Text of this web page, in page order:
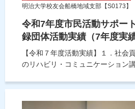
明治大学校友会船橋地域支部【S0173】
令和7年度市民活動サポー
録団体活動実績（7年度実
【令和７年度活動実績】１．社
のリハビリ・コミュニケーショ